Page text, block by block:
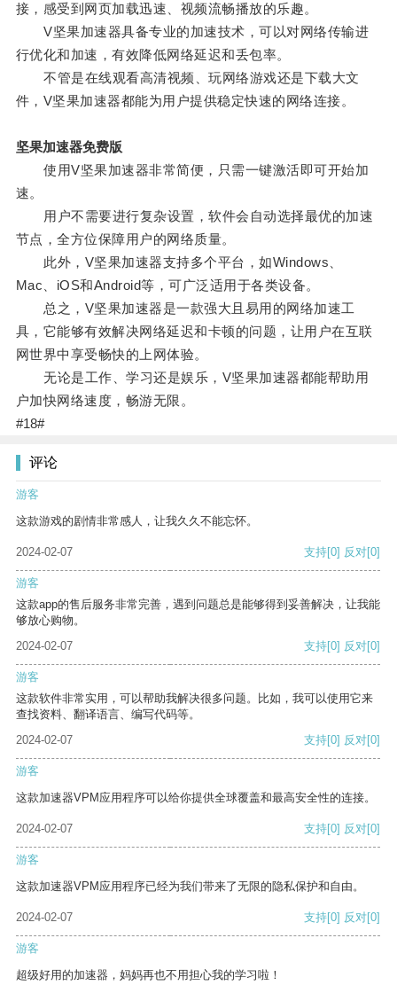
接，感受到网页加载迅速、视频流畅播放的乐趣。
V坚果加速器具备专业的加速技术，可以对网络传输进
行优化和加速，有效降低网络延迟和丢包率。
不管是在线观看高清视频、玩网络游戏还是下载大文
件，V坚果加速器都能为用户提供稳定快速的网络连接。
坚果加速器免费版
使用V坚果加速器非常简便，只需一键激活即可开始加
速。
用户不需要进行复杂设置，软件会自动选择最优的加速
节点，全方位保障用户的网络质量。
此外，V坚果加速器支持多个平台，如Windows、
Mac、iOS和Android等，可广泛适用于各类设备。
总之，V坚果加速器是一款强大且易用的网络加速工
具，它能够有效解决网络延迟和卡顿的问题，让用户在互联
网世界中享受畅快的上网体验。
无论是工作、学习还是娱乐，V坚果加速器都能帮助用
户加快网络速度，畅游无限。
#18#
评论
游客
这款游戏的剧情非常感人，让我久久不能忘怀。
2024-02-07 支持[0] 反对[0]
游客
这款app的售后服务非常完善，遇到问题总是能够得到妥善解决，让我能
够放心购物。
2024-02-07
支持[0] 反对[0]
游客
这款软件非常实用，可以帮助我解决很多问题。比如，我可以使用它来
查找资料、翻译语言、编写代码等。
2024-02-07
支持[0] 反对[0]
游客
这款加速器VPM应用程序可以给你提供全球覆盖和最高安全性的连接。
2024-02-07 支持[0] 反对[0]
游客
这款加速器VPM应用程序已经为我们带来了无限的隐私保护和自由。
2024-02-07 支持[0] 反对[0]
游客
超级好用的加速器，妈妈再也不用担心我的学习啦！